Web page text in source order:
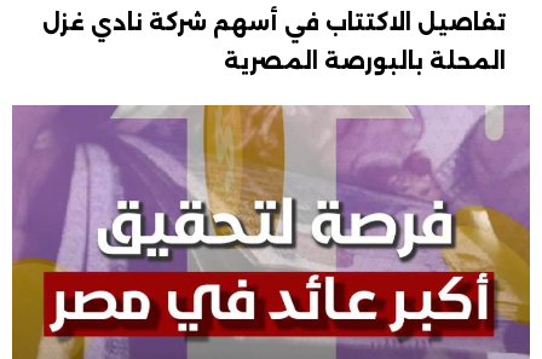
تفاصيل الاكتتاب في أسهم شركة نادي غزل
المحلة بالبورصة المصرية